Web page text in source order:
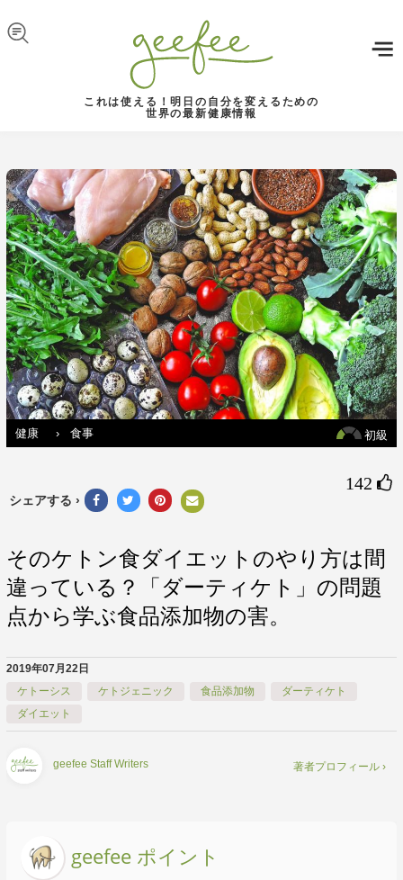
これは使える！明日の自分を変えるための
世界の最新健康情報
初級
健康 › 食事
142 
シェアする ›
そのケトン食ダイエットのやり方は間
違っている？「ダーティケト」の問題
点から学ぶ食品添加物の害。
2019年07月22日
ケトーシス
ケトジェニック 食品添加物
ダーティケト
ダイエット
geefee Staff Writers 著者プロフィール ›
geefee ポイント